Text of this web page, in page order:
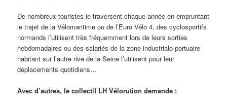
De nombreux touristes le traversent chaque année en empruntant
le trajet de la Vélomaritime ou de l’Euro Vélo 4, des cyclosportifs
normands l’utilisent très fréquemment lors de leurs sorties
hebdomadaires ou des salariés de la zone industrialo-portuaire
habitant sur l’autre rive de la Seine l’utilisent pour leur
déplacements quotidiens…
Avec d’autres, le collectif LH Vélorution demande :